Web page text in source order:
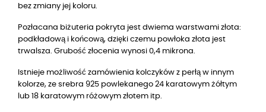
bez zmiany jej koloru.
Pozłacana biżuteria pokryta jest dwiema warstwami złota:
podkładową i końcową, dzięki czemu powłoka złota jest
trwalsza. Grubość złocenia wynosi 0,4 mikrona.
Istnieje możliwość zamówienia kolczyków z perłą w innym
kolorze, ze srebra 925 powlekanego 24 karatowym żółtym
lub 18 karatowym różowym złotem itp.